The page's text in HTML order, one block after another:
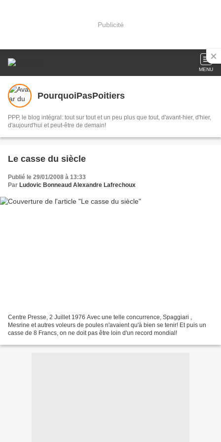
Publicité
MENU
PourquoiPasPoitiers
PPP, le blog intégral: tout sur tout et un peu plus que tout, d'avant-hier, d'hier,
d'aujourd'hui et peut-être de demain!
Le casse du siècle
Publié le 29/01/2008 à 13:33
Par Ludovic Bonneaud Alexandre Lafrechoux
Centre Presse, 2 Juillet 1976 Avec une telle concurrence, Spaggiari ,
Mesrine et autres voleurs de poules n'avaient qu'à bien se tenir! Et puis un
casse de 8 Francs, on ne doit pas être loin d'un record mondial!